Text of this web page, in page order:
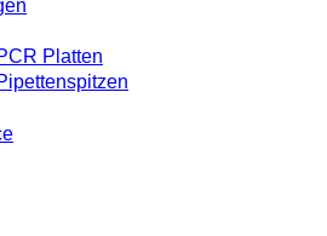
Platten